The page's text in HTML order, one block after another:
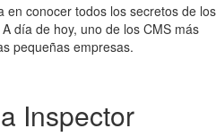
en conocer todos los secretos de los
día de hoy, uno de los CMS más
pequeñas empresas.
Inspector